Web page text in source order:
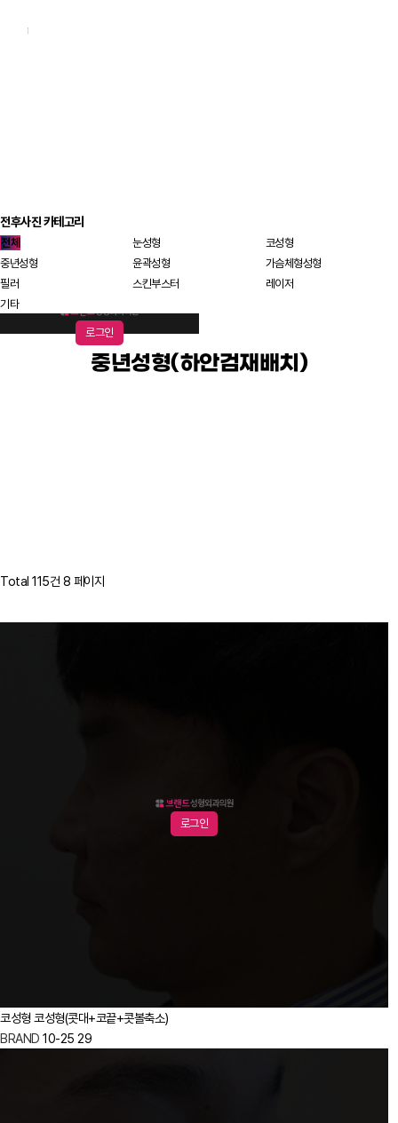
전후사진 카테고리
전체 눈성형
코성형
중년성형
윤곽성형
가슴체형성형
필러
스킨부스터
레이저
기타
로그인
중년성형(하안검재배치)
Total 115건 8 페이지
로그인
코성형 코성형(콧대+코끝+콧볼축소)
BRAND 10-25 29